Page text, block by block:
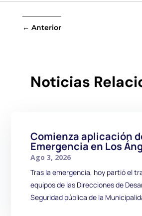
← Anterior
Noticias
Comienza aplicación
Emergencia en Los
Ago 3, 2026
Tras la emergencia, hoy partió el
equipos de las Direcciones de
Seguridad pública de la